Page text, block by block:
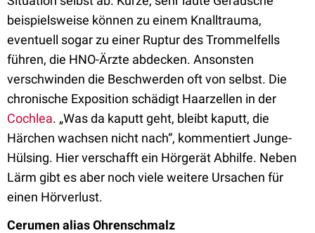
beispielsweise können zu einem Knalltrauma,
eventuell sogar zu einer Ruptur des Trommelfells
führen, die HNO-Ärzte abdecken. Ansonsten
verschwinden die Beschwerden oft von selbst. Die
chronische Exposition schädigt Haarzellen in der
Cochlea. „Was da kaputt geht, bleibt kaputt, die
Härchen wachsen nicht nach“, kommentiert Junge-
Hülsing. Hier verschafft ein Hörgerät Abhilfe. Neben
Lärm gibt es aber noch viele weitere Ursachen für
einen Hörverlust.
Cerumen aliasOhrenschmalz